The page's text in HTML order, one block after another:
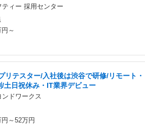
ィー 採用センター
～
リテスター/入社後は渋谷で研修/リモート・
土日祝休み・IT業界デビュー
ドワークス
円～52万円